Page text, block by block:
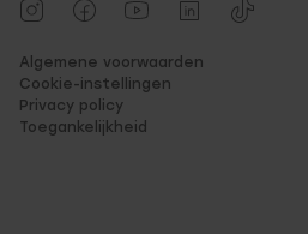
Algemene voorwaarden
Cookie-instellingen
Privacy policy
Toegankelijkheid